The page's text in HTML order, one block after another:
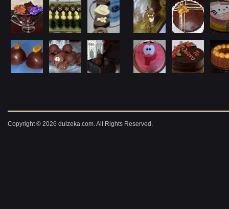
Copyright © 2026 dulzeka.com. All Rights Reserved.